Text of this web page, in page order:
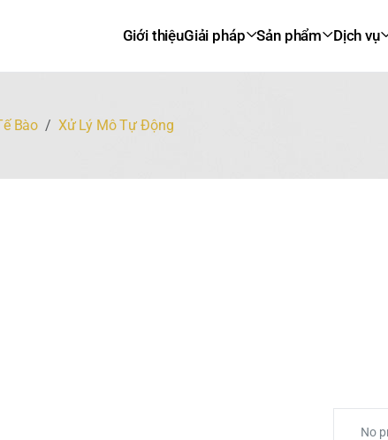
Giới thiệuGiải pháp Sản phẩm Dịch vụ
Bào Xử Lý Mô Tự Động
No